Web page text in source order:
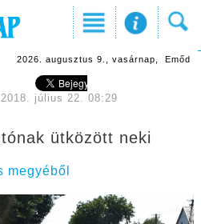
2026. augusztus 9., vasárnap, Emőd
2018. július 22. 08:29
ütközött neki
megyéből